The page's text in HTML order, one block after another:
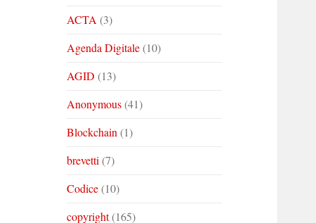
ACTA (3)
Agenda Digitale(10)
AGID (13)
Anonymous(41)
Blockchain (1)
brevetti (7)
Codice(10)
copyright(165)